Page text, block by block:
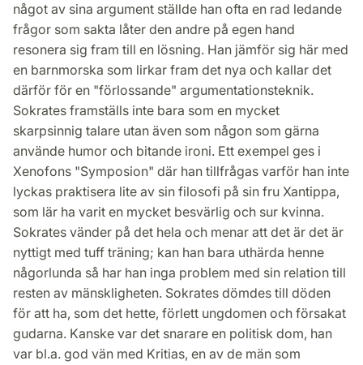
något av sina argument ställde han ofta en rad ledande
frågor som sakta låter den andre på egen hand
resonera sig fram till en lösning. Han jämför sig här med
en barnmorska som lirkar fram det nya och kallar det
därför för en "förlossande" argumentationsteknik.
Sokrates framställs inte bara som en mycket
skarpsinnig talare utan även som någon som gärna
använde humor och bitande ironi. Ett exempel ges i
Xenofons "Symposion" där han tillfrågas varför han inte
lyckas praktisera lite av sin filosofi på sin fru Xantippa,
som lär ha varit en mycket besvärlig och sur kvinna.
Sokrates vänder på det hela och menar att det är det är
nyttigt med tuff träning; kan han bara uthärda henne
någorlunda så har han inga problem med sin relation till
resten av mänskligheten. Sokrates dömdes till döden
för att ha, som det hette, förlett ungdomen och försakat
gudarna. Kanske var det snarare en politisk dom, han
var bl.a. god vän med Kritias, en av de män som